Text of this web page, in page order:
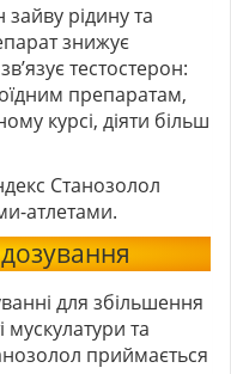
рідину та
знижує
тестостерон:
препаратам,
курсі, діяти більш
Станозолол
атлетами.
для збільшення
та
приймається